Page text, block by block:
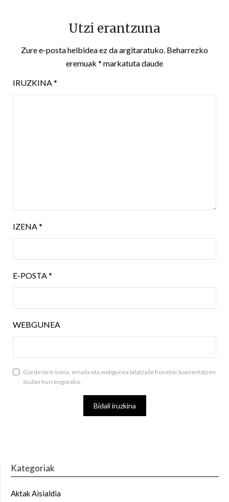
Utzi erantzuna
Zure e-posta helbidea ez da argitaratuko. Beharrezko
eremuak * markatuta daude
IRUZKINA*
IZENA*
E-POSTA*
WEBGUNEA
Gorde nire izena, emaila eta webgunea bilatzaile honetan komentatzen
dudan hurrengorako.
Kategoriak
Aktak Aisialdia